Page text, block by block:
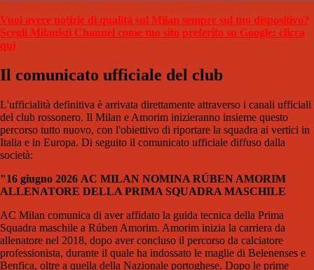
Vuoi avere notizie di qualità sul Milan sempre sul tuo dispositivo?
Scegli Milanisti Channel come tuo sito preferito su Google: clicca
qui
Il comunicato ufficiale del club
L'ufficialità definitiva è arrivata direttamente attraverso i canali ufficiali
del club rossonero. Il Milan e Amorim inizieranno insieme questo
percorso tutto nuovo, con l'obiettivo di riportare la squadra ai vertici in
Italia e in Europa. Di seguito il comunicato ufficiale diffuso dalla
società:
"16 giugno 2026 AC MILAN NOMINA RÚBEN AMORIM
ALLENATORE DELLA PRIMA SQUADRA MASCHILE
AC Milan comunica di aver affidato la guida tecnica della Prima
Squadra maschile a Rúben Amorim. Amorim inizia la carriera da
allenatore nel 2018, dopo aver concluso il percorso da calciatore
professionista, durante il quale ha indossato le maglie di Belenenses e
Benfica, oltre a quella della Nazionale portoghese. Dopo le prime